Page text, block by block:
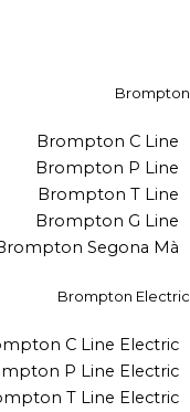
Brompton
Brompton C Line
Brompton P Line
Brompton T Line
Brompton G Line
Segona Mà
Brompton Electric
C Line Electric
P Line Electric
T Line Electric